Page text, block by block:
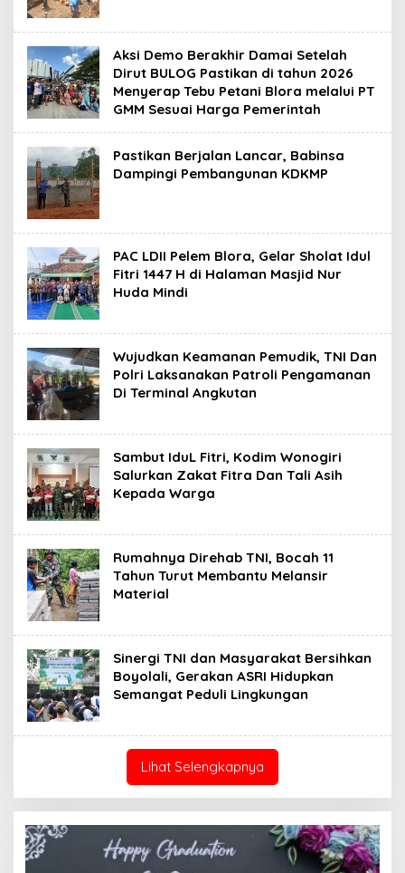
Aksi Demo Berakhir Damai Setelah
Dirut BULOG Pastikan di tahun 2026
Menyerap Tebu Petani Blora melalui PT
GMM Sesuai Harga Pemerintah
Pastikan Berjalan Lancar, Babinsa
Dampingi Pembangunan KDKMP
PAC LDII Pelem Blora, Gelar Sholat Idul
Fitri 1447 H di Halaman Masjid Nur
Huda Mindi
Wujudkan Keamanan Pemudik, TNI Dan
Polri Laksanakan Patroli Pengamanan
Di Terminal Angkutan
Sambut IduL Fitri, Kodim Wonogiri
Salurkan Zakat Fitra Dan Tali Asih
Kepada Warga
Rumahnya Direhab TNI, Bocah 11
Tahun Turut Membantu Melansir
Material
Sinergi TNI dan Masyarakat Bersihkan
Boyolali, Gerakan ASRI Hidupkan
Semangat Peduli Lingkungan
Lihat Selengkapnya